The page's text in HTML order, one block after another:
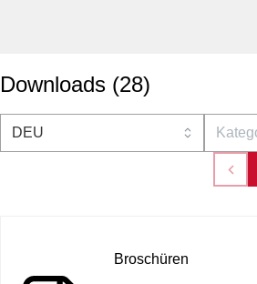
Downloads (28)
Broschüren